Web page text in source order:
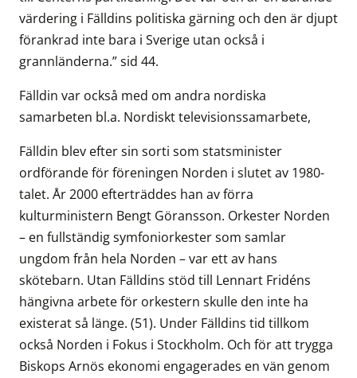
värdering i Fälldins politiska gärning och den är djupt
förankrad inte bara i Sverige utan också i
grannländerna.” sid 44.
Fälldin var också med om andra nordiska
samarbeten bl.a. Nordiskt televisionssamarbete,
Fälldin blev efter sin sorti som statsminister
ordförande för föreningen Norden i slutet av 1980-
talet. År 2000 efterträddes han av förra
kulturministern Bengt Göransson. Orkester Norden
– en fullständig symfoniorkester som samlar
ungdom från hela Norden – var ett av hans
skötebarn. Utan Fälldins stöd till Lennart Fridéns
hängivna arbete för orkestern skulle den inte ha
existerat så länge. (51). Under Fälldins tid tillkom
också Norden i Fokus i Stockholm. Och för att trygga
Biskops Arnös ekonomi engagerades en vän genom